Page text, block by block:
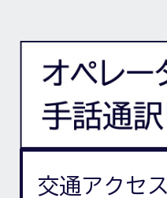
交通アクセス